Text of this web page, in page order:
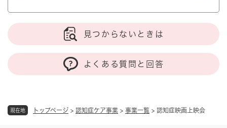
現在地 トップページ > 認知症ケア事業 > 事業一覧 > 認知症映画上映会
見つからないときは
よくある質問と回答